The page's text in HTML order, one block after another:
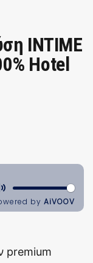
INTIME
Hotel
premium